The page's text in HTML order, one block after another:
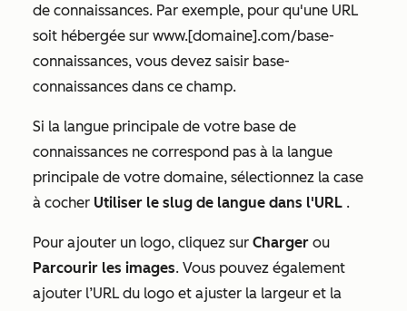
de connaissances. Par exemple, pour qu'une URL
soit hébergée sur www.[domaine].com/base-
connaissances, vous devez saisir base-
connaissances dans ce champ.
Si la langue principale de votre base de
connaissances ne correspond pas à la langue
principale de votre domaine, sélectionnez la case
à cocher Utiliser le slug de langue dans l'URL .
Pour ajouter un logo, cliquez sur Charger ou
Parcourir les images. Vous pouvez également
ajouter l’URL du logo et ajuster la largeur et la